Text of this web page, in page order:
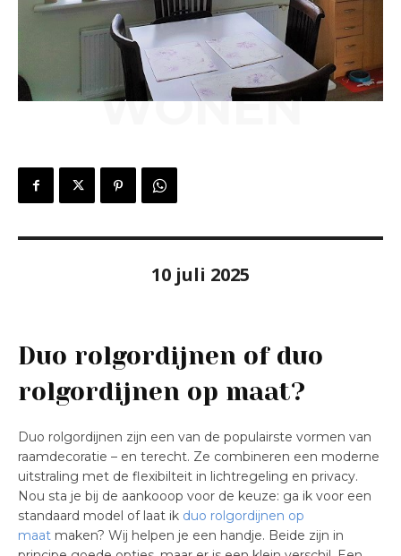
WONEN
10 juli 2025
Duo rolgordijnen of duo
rolgordijnen op maat?
Duo rolgordijnen zijn een van de populairste vormen van
raamdecoratie – en terecht. Ze combineren een moderne
uitstraling met de flexibilteit in lichtregeling en privacy.
Nou sta je bij de aankooop voor de keuze: ga ik voor een
standaard model of laat ik duo rolgordijnen op
maat maken? Wij helpen je een handje. Beide zijn in